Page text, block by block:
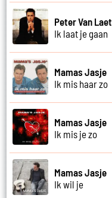
Peter Van Laet
Ik laat je gaan
Mamas Jasje
Ik mis haar zo
Mamas Jasje
Ik mis je zo
Mamas Jasje
Ik wil je